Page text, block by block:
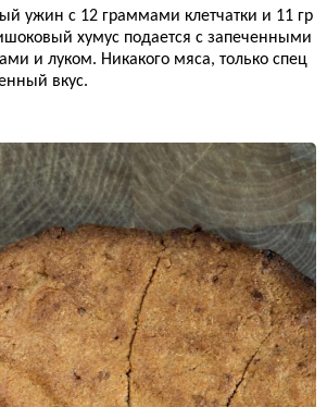
ужин с 12 граммами клетчатки и 11 гр
хумус подается с запеченными
и луком. Никакого мяса, только спец
вкус.